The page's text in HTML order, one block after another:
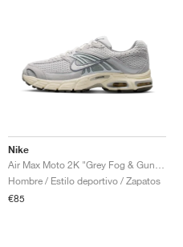
Nike
Hombre / Estilo deportivo / Zapatos
€85